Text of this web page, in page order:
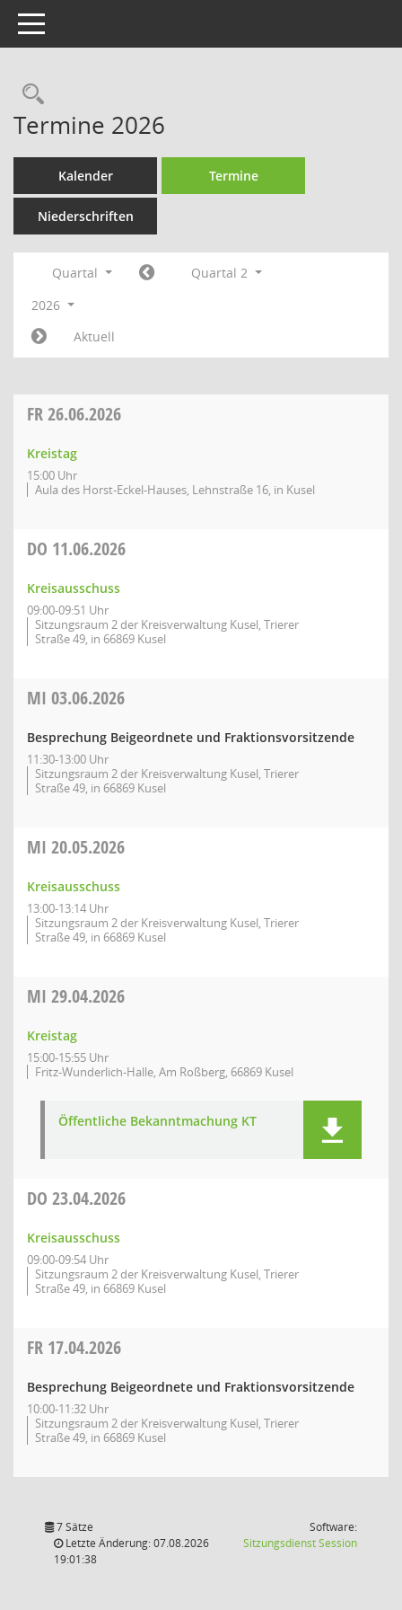
Toggle navigation
Rechercheauswahl
Termine 2026
Kalender Termine
Niederschriften
Quartal
Quartal 2
2026
Aktuell
FR26.06.2026
Kreistag
15:00 Uhr
Aula des Horst-Eckel-Hauses, Lehnstraße 16, in Kusel
DO 11.06.2026
Kreisausschuss
09:00-09:51 Uhr
Sitzungsraum 2 der Kreisverwaltung Kusel, Trierer
Straße 49, in 66869 Kusel
MI 03.06.2026
Besprechung Beigeordnete und Fraktionsvorsitzende
11:30-13:00 Uhr
Sitzungsraum 2 der Kreisverwaltung Kusel, Trierer
Straße 49, in 66869 Kusel
MI 20.05.2026
Kreisausschuss
13:00-13:14 Uhr
Sitzungsraum 2 der Kreisverwaltung Kusel, Trierer
Straße 49, in 66869 Kusel
MI 29.04.2026
Kreistag
15:00-15:55 Uhr
Fritz-Wunderlich-Halle, Am Roßberg, 66869 Kusel
Öffentliche Bekanntmachung KT
DO 23.04.2026
Kreisausschuss
09:00-09:54 Uhr
Sitzungsraum 2 der Kreisverwaltung Kusel, Trierer
Straße 49, in 66869 Kusel
FR 17.04.2026
Besprechung Beigeordnete und Fraktionsvorsitzende
10:00-11:32 Uhr
Sitzungsraum 2 der Kreisverwaltung Kusel, Trierer
Straße 49, in 66869 Kusel
7 Sätze
Letzte Änderung: 07.08.2026
19:01:38
Software:
SitzungsdienstSession(Wird in